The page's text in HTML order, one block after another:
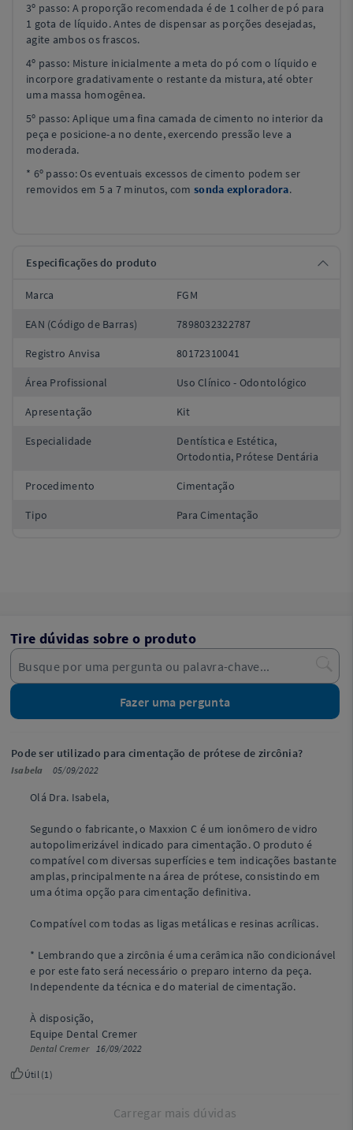
3º passo: A proporção recomendada é de 1 colher de pó para
1 gota de líquido. Antes de dispensar as porções desejadas,
agite ambos os frascos.
4º passo: Misture inicialmente a meta do pó com o líquido e
incorpore gradativamente o restante da mistura, até obter
uma massa homogênea.
5º passo: Aplique uma fina camada de cimento no interior da
peça e posicione-a no dente, exercendo pressão leve a
moderada.
* 6º passo: Os eventuais excessos de cimento podem ser
removidos em 5 a 7 minutos, com sonda exploradora.
Especificações do produto
Marca FGM
EAN (Código de Barras) 7898032322787
Registro Anvisa 80172310041
Área Profissional Uso Clínico - Odontológico
Apresentação Kit
Especialidade
Dentística e Estética,
Ortodontia, Prótese Dentária
Procedimento Cimentação
Tipo Para Cimentação
Tire dúvidas sobre o produto
Fazer uma pergunta
Pode ser utilizado para cimentação de prótese de zircônia?
Isabela 05/09/2022
Olá Dra. Isabela,
Segundo o fabricante, o Maxxion C é um ionômero de vidro
autopolimerizável indicado para cimentação. O produto é
compatível com diversas superfícies e tem indicações bastante
amplas, principalmente na área de prótese, consistindo em
uma ótima opção para cimentação definitiva.
Compatível com todas as ligas metálicas e resinas acrílicas.
* Lembrando que a zircônia é uma cerâmica não condicionável
e por este fato será necessário o preparo interno da peça.
Independente da técnica e do material de cimentação.
À disposição,
Equipe Dental Cremer
Dental Cremer16/09/2022
Útil (1)
Carregar mais dúvidas